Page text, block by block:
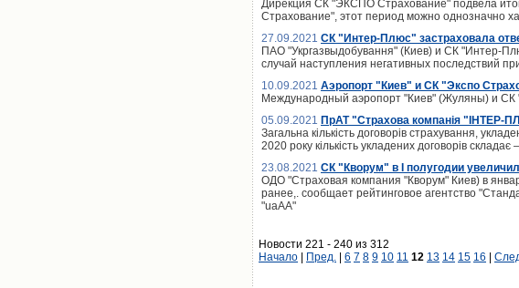
Дирекция СК "ЭКСПО Страхование" подвела
Страхование", этот период можно однозначно
27.09.2021 СК "Интер-Плюс" застраховала
ПАО "Укргазвыдобування" (Киев) и СК "Интер-
случай наступления негативных последствий
10.09.2021 Аэропорт "Киев" и СК "Экспо
Международный аэропорт "Киев" (Жуляны) и СК
05.09.2021 ПрАТ "Страхова компанія "IНТЕР-
Загальна кількість договорів страхування,
2020 року кількість укладених договорів
23.08.2021 СК "Кворум" в I полугодии
ОДО "Страховая компания "Кворум" Киев) в
ранее,. сообщает рейтинговое агентство
"uaAA"
Новости 221 - 240 из 312
Начало
Пред. 6 7 8 9 10 11 12 13 14 15 16